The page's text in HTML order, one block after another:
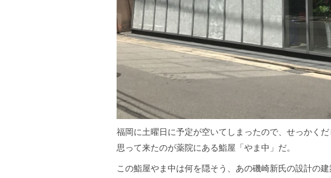
福岡に土曜日に予定が空いてしまったので、せっかく
思って来たのが薬院にある鮨屋「やま中」だ。
この鮨屋やま中は何を隠そう、あの磯崎新氏の設計の